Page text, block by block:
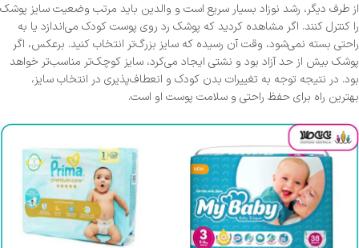
از طرف دیگر، رشد نوزاد بسیار سریع است و والدین باید مرتب وضعیت سایز پوشک
را کنترل کنند. اگر مشاهده کردید که پوشک رد روی پوست کودک می‌اندازد یا به
راحتی بسته نمی‌شود، وقت آن رسیده که سایز بزرگ‌تر انتخاب کنید. برعکس، اگر
پوشک بیش از حد آزاد بود و نشتی ایجاد می‌کرد، سایز کوچک‌تر مناسب‌تر خواهد
بود. در نتیجه توجه به تغییرات بدن کودک و انعطاف‌پذیری در انتخاب سایز،
بهترین راه برای حفظ راحتی و سلامت پوست او است.